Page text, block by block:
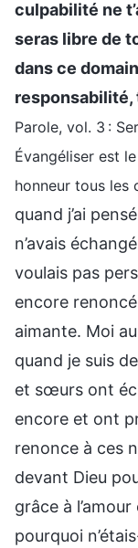
culpabilité ne
seras libre de
dans ce
responsabilité,
Parole, vol. 3 :
Évangéliser est
honneur tous les
quand j’ai
n’avais
voulais pas
encore
aimante. Moi
quand je suis
et sœurs ont
encore et ont
renonce à ces
devant Dieu
grâce à
pourquoi